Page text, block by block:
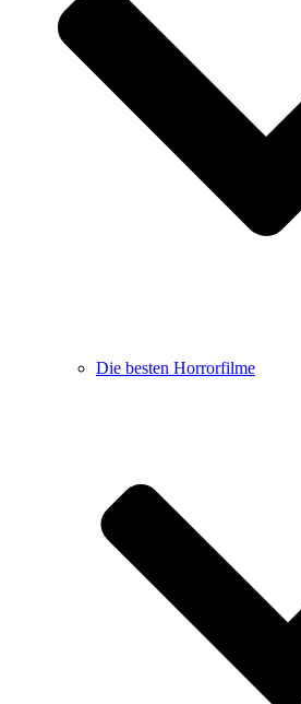
Die besten Horrorfilme